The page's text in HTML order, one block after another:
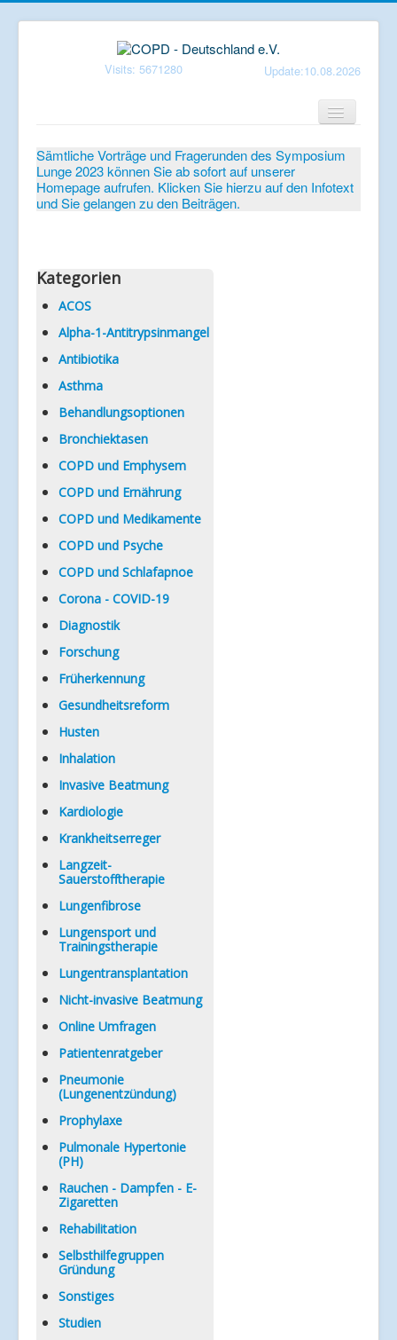
Visits: 5671280 Update:10.08.2026
Verein
Patientenbroschüren
Mediathek
Aktuelles
Veranstaltungen
Informationen
Sämtliche Vorträge und Fragerunden des Symposium
Lunge 2023 können Sie ab sofort auf unserer
Homepage aufrufen. Klicken Sie hierzu auf den Infotext
und Sie gelangen zu den Beiträgen.
Kategorien
ACOS
Alpha-1-Antitrypsinmangel
Antibiotika
Asthma
Behandlungsoptionen
Bronchiektasen
COPD und Emphysem
COPD und Ernährung
COPD und Medikamente
COPD und Psyche
COPD und Schlafapnoe
Corona - COVID-19
Diagnostik
Forschung
Früherkennung
Gesundheitsreform
Husten
Inhalation
Invasive Beatmung
Kardiologie
Krankheitserreger
Langzeit-
Sauerstofftherapie
Lungenfibrose
Lungensport und
Trainingstherapie
Lungentransplantation
Nicht-invasive Beatmung
Online Umfragen
Patientenratgeber
Pneumonie
(Lungenentzündung)
Prophylaxe
Pulmonale Hypertonie
(PH)
Rauchen - Dampfen - E-
Zigaretten
Rehabilitation
Selbsthilfegruppen
Gründung
Sonstiges
Studien